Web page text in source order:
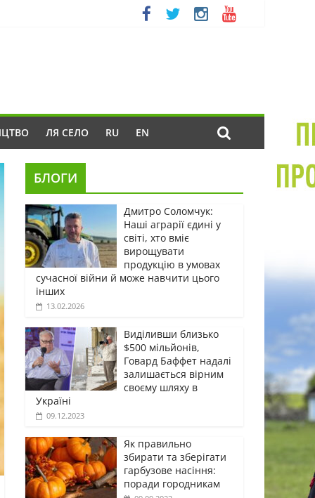
ЛЯ СЕЛО RU EN
БЛОГИ
Дмитро Соломчук:
Наші аграрії єдині у
світі, хто вміє
вирощувати
продукцію в умовах
сучасної війни й може навчити цього
інших
13.02.2026
Виділивши близько
$500 мільйонів,
Говард Баффет надалі
залишається вірним
своєму шляху в
Україні
09.12.2023
Як правильно
збирати та зберігати
гарбузове насіння:
поради городникам